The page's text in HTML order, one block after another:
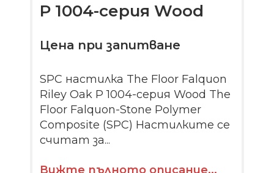
P 1004-серия Wood
Цена при запитване
SPC настилка The Floor Falquon
Riley Oak P 1004-серия Wood The
Floor Falquon-Stone Polymer
Composite (SPC) Настилките се
считат за...
Вижте пълното описание...